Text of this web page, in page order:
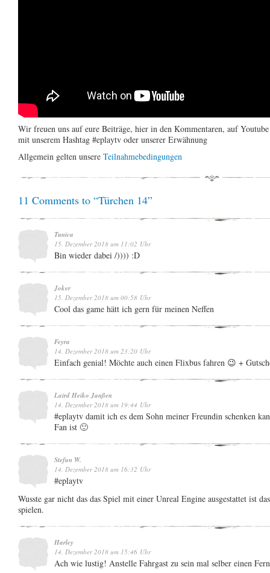
Wir freuen uns auf eure Beiträge, hier in den Kommentaren, auf
mit unserem Hashtag #eplaytv oder unserer Erwähnung
Allgemein gelten unsere Teilnahmebedingungen
11 Comments to “Türchen 14”
Tunica
15. Dezember 2018 um 11:02 Uhr
Bin wieder dabei /)))) :D
Joker
15. Dezember 2018 um 00:58 Uhr
Cool das game hätt ich gern für meinen Neffen
Feyra
14. Dezember 2018 um 23:20 Uhr
Einfach genial! Möchte auch einen Flixbus fahren 😉 +
Laird Heiko Janßen
14. Dezember 2018 um 19:44 Uhr
#eplaytv damit ich es dem Sohn meiner Freundin schenken
Fan ist 🙂
Stefan W.
14. Dezember 2018 um 16:32 Uhr
#eplaytv
Wusste gar nicht das das Spiel mit einer Unreal Engine ausgestattet ist
spielen.
Harley
14. Dezember 2018 um 15:46 Uhr
Ach wie lustig! Anstelle Fahrgast zu sein mal selber einen